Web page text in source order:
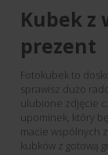
Kubek z
prezent
Fotokubek to
sprawisz dużo
ulubione zdjęcie
upominek, który
macie wspólnych
kubków z gotową